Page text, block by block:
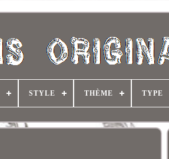
STYLE THÈME TYPE